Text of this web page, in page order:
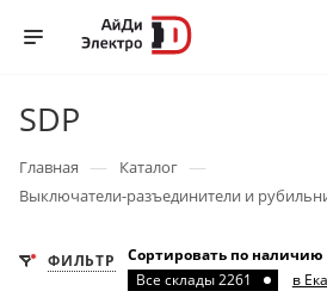
SDP
Главная — Каталог —
Выключатели-разъединители и
ФИЛЬТР
Сортировать по наличию
Все склады 2261
в